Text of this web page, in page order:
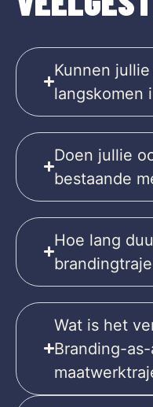
Kunnen
langskomen
Doen jullie
bestaande
Hoe lang
Wat is het
Branding-